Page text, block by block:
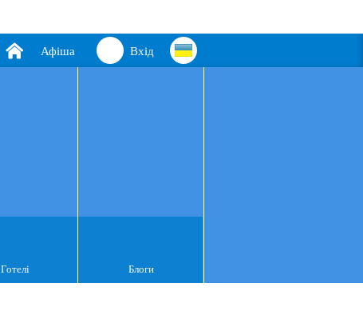
Вхід
Афіша
Готелі Блоги